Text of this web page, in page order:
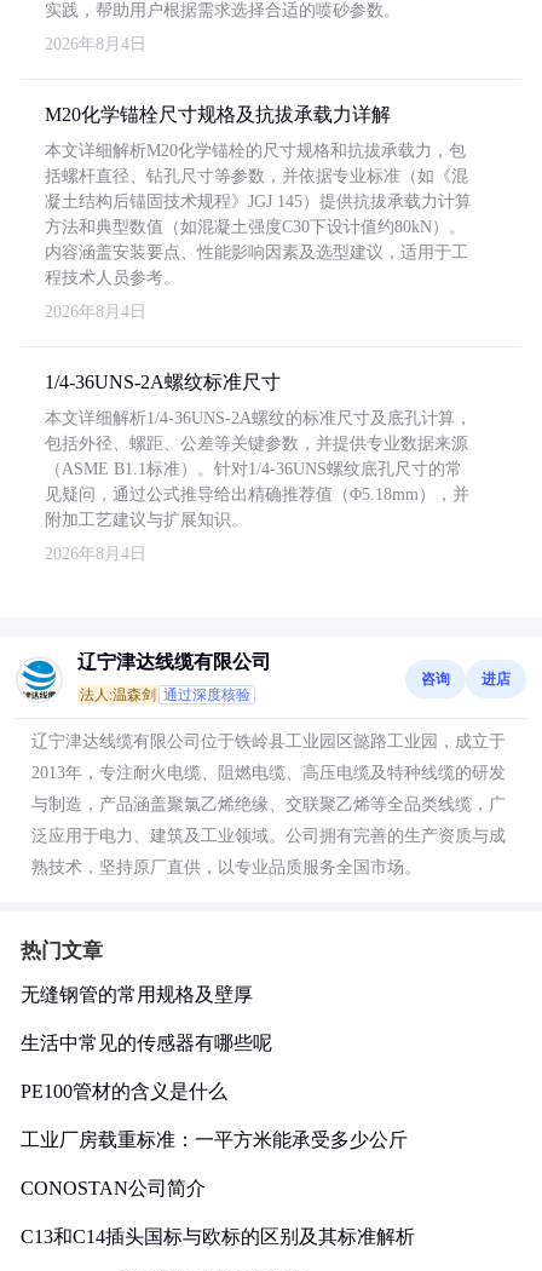
实践，帮助用户根据需求选择合适的喷砂参数。
2026年8月4日
M20化学锚栓尺寸规格及抗拔承载力详解
本文详细解析M20化学锚栓的尺寸规格和抗拔承载力，包
括螺杆直径、钻孔尺寸等参数，并依据专业标准（如《混
凝土结构后锚固技术规程》JGJ 145）提供抗拔承载力计算
方法和典型数值（如混凝土强度C30下设计值约80kN）。
内容涵盖安装要点、性能影响因素及选型建议，适用于工
程技术人员参考。
2026年8月4日
1/4-36UNS-2A螺纹标准尺寸
本文详细解析1/4-36UNS-2A螺纹的标准尺寸及底孔计算，
包括外径、螺距、公差等关键参数，并提供专业数据来源
（ASME B1.1标准）。针对1/4-36UNS螺纹底孔尺寸的常
见疑问，通过公式推导给出精确推荐值（Φ5.18mm），并
附加工艺建议与扩展知识。
2026年8月4日
辽宁津达线缆有限公司
法人:温森剑 通过深度核验
咨询 进店
辽宁津达线缆有限公司位于铁岭县工业园区懿路工业园，成立于
2013年，专注耐火电缆、阻燃电缆、高压电缆及特种线缆的研发
与制造，产品涵盖聚氯乙烯绝缘、交联聚乙烯等全品类线缆，广
泛应用于电力、建筑及工业领域。公司拥有完善的生产资质与成
熟技术，坚持原厂直供，以专业品质服务全国市场。
热门文章
无缝钢管的常用规格及壁厚
生活中常见的传感器有哪些呢
PE100管材的含义是什么
工业厂房载重标准：一平方米能承受多少公斤
CONOSTAN公司简介
C13和C14插头国标与欧标的区别及其标准解析